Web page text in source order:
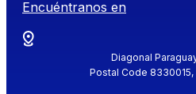
Encuéntranos en
Diagonal
Postal Code 8330015,